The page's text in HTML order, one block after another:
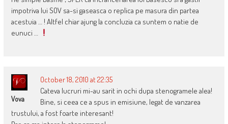
impotriva lui SOV sa-si gaseasca o replica pe masura din partea
acestuia … ! Altfel chiar ajung la concluzia ca suntem o natie de
eunuci …
Vova
October 18, 2010 at 22:35
Cateva lucruri mi-au sarit in ochi dupa stenogramele alea!
Bine, si ceea ce a spus in emisiune, legat de vanzarea
trustului, a fost foarte interesant!